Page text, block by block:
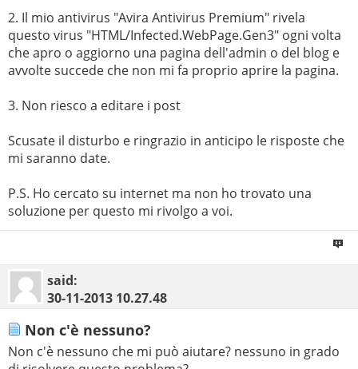
2. Il mio antivirus "Avira Antivirus Premium" rivela
questo virus "HTML/Infected.WebPage.Gen3" ogni volta
che apro o aggiorno una pagina dell'admin o del blog e
avvolte succede che non mi fa proprio aprire la pagina.
3. Non riesco a editare i post
Scusate il disturbo e ringrazio in anticipo le risposte che
mi saranno date.
P.S. Ho cercato su internet ma non ho trovato una
soluzione per questo mi rivolgo a voi.
said:
30-11-2013 10.27.48
Non c'è nessuno?
Non c'è nessuno che mi può aiutare? nessuno in grado